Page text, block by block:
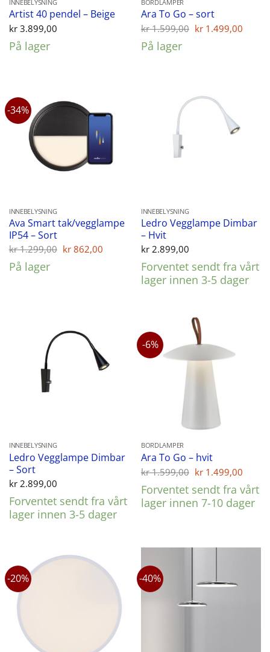
INNEBELYSNING
Artist 40 pendel – Beige
kr3.899,00
På lager
BORDLAMPER
Ara To Go – sort
kr1.599,00 Opprinnelig
kr 1.499,00
På lager
-34%
INNEBELYSNING
Ava Smart tak/vegglampe
IP54 – Sort
kr1.299,00 Opprinnelig
kr 862,00 Nåværende
kr 862,00.
På lager
INNEBELYSNING
Ledro Vegglampe Dimbar
– Hvit
kr2.899,00
Forventet sendt fra vårt
lager innen 3-5 dager
INNEBELYSNING
Ledro Vegglampe Dimbar
– Sort
kr2.899,00
Forventet sendt fra vårt
lager innen 3-5 dager
-6%
BORDLAMPER
Ara To Go – hvit
kr1.599,00 Opprinnelig
var:
kr 1.599,00.
kr 1.499,00
pris
er:
kr
Forventet sendt fra vårt
lager innen 7-10 dager
-20% -40%